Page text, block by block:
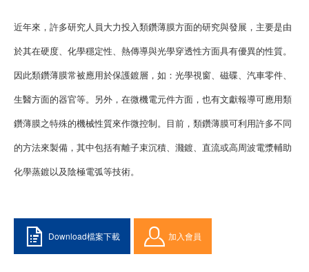
近年來，許多研究人員大力投入類鑽薄膜方面的研究與發展，主要是由
於其在硬度、化學穩定性、熱傳導與光學穿透性方面具有優異的性質。
因此類鑽薄膜常被應用於保護鍍層，如：光學視窗、磁碟、汽車零件、
生醫方面的器官等。另外，在微機電元件方面，也有文獻報導可應用類
鑽薄膜之特殊的機械性質來作微控制。目前，類鑽薄膜可利用許多不同
的方法來製備，其中包括有離子束沉積、濺鍍、直流或高周波電漿輔助
化學蒸鍍以及陰極電弧等技術。
Download檔案下載 加入會員